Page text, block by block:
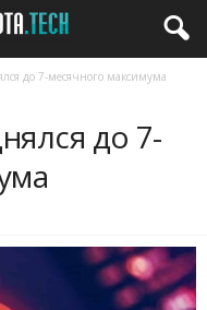
до 7-месячного максимума
до 7-